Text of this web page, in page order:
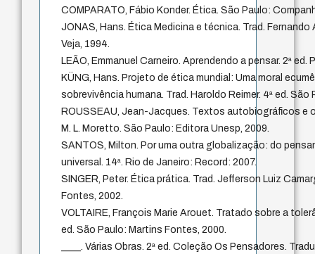
COMPARATO, Fábio Konder. Ética. São Paulo:
JONAS, Hans. Ética Medicina e técnica. Trad.
Veja, 1994.
LEÃO, Emmanuel Carneiro. Aprendendo a pensar. 2ª
KÜNG, Hans. Projeto de ética mundial: Uma moral
sobrevivência humana. Trad. Haroldo Reimer. 4ª ed. São
ROUSSEAU, Jean-Jacques. Textos autobiográficos e
M. L. Moretto. São Paulo: Editora Unesp, 2009.
SANTOS, Milton. Por uma outra globalização: do
universal. 14ª. Rio de Janeiro: Record: 2007.
SINGER, Peter. Ética prática. Trad. Jefferson Luiz
Fontes, 2002.
VOLTAIRE, François Marie Arouet. Tratado sobre a
ed. São Paulo: Martins Fontes, 2000.
____. Várias Obras. 2ª ed. Coleção Os Pensadores.